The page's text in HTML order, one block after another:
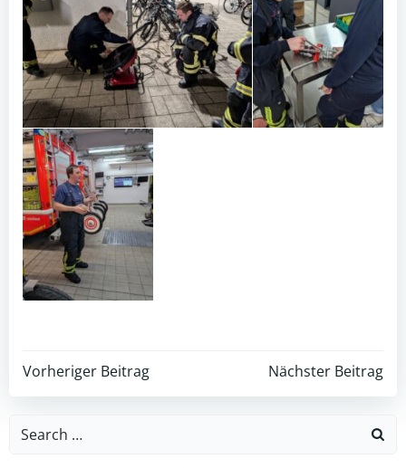
Post
navigation
Vorheriger Beitrag
Post
navigation
Nächster Beitrag
Search